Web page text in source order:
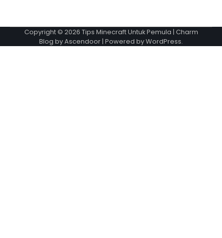
Copyright © 2026 Tips Minecraft Untuk Pemula | Charm
Blog byAscendoor| Powered byWordPress.